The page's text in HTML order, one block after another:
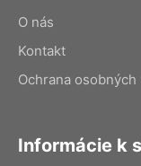
O nás
Kontakt
Ochrana osobných
Informácie k